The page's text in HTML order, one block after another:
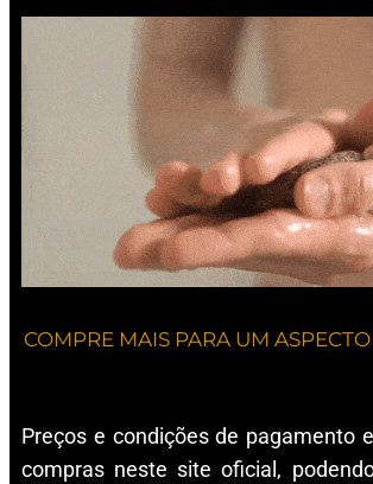
COMPRE MAIS PARA UM
Preços e condições de pagamento
compras neste site oficial,